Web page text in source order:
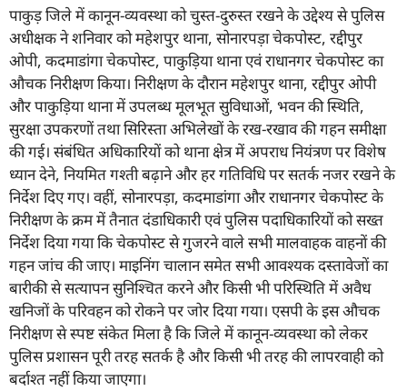
पाकुड़ जिले में कानून-व्यवस्था को चुस्त-दुरुस्त रखने के उद्देश्य से पुलिस
अधीक्षक ने शनिवार को महेशपुर थाना, सोनारपड़ा चेकपोस्ट, रद्दीपुर
ओपी, कदमाडांगा चेकपोस्ट, पाकुड़िया थाना एवं राधानगर चेकपोस्ट का
औचक निरीक्षण किया। निरीक्षण के दौरान महेशपुर थाना, रद्दीपुर ओपी
और पाकुड़िया थाना में उपलब्ध मूलभूत सुविधाओं, भवन की स्थिति,
सुरक्षा उपकरणों तथा सिरिस्ता अभिलेखों के रख-रखाव की गहन समीक्षा
की गई। संबंधित अधिकारियों को थाना क्षेत्र में अपराध नियंत्रण पर विशेष
ध्यान देने, नियमित गश्ती बढ़ाने और हर गतिविधि पर सतर्क नजर रखने के
निर्देश दिए गए। वहीं, सोनारपड़ा, कदमाडांगा और राधानगर चेकपोस्ट के
निरीक्षण के क्रम में तैनात दंडाधिकारी एवं पुलिस पदाधिकारियों को सख्त
निर्देश दिया गया कि चेकपोस्ट से गुजरने वाले सभी मालवाहक वाहनों की
गहन जांच की जाए। माइनिंग चालान समेत सभी आवश्यक दस्तावेजों का
बारीकी से सत्यापन सुनिश्चित करने और किसी भी परिस्थिति में अवैध
खनिजों के परिवहन को रोकने पर जोर दिया गया। एसपी के इस औचक
निरीक्षण से स्पष्ट संकेत मिला है कि जिले में कानून-व्यवस्था को लेकर
पुलिस प्रशासन पूरी तरह सतर्क है और किसी भी तरह की लापरवाही को
बर्दाश्त नहीं किया जाएगा।